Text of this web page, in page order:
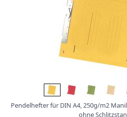
Pendelhefter für DIN A4, 250g/m2
ohne